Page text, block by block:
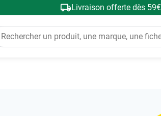
Livraison offerte dès 59€